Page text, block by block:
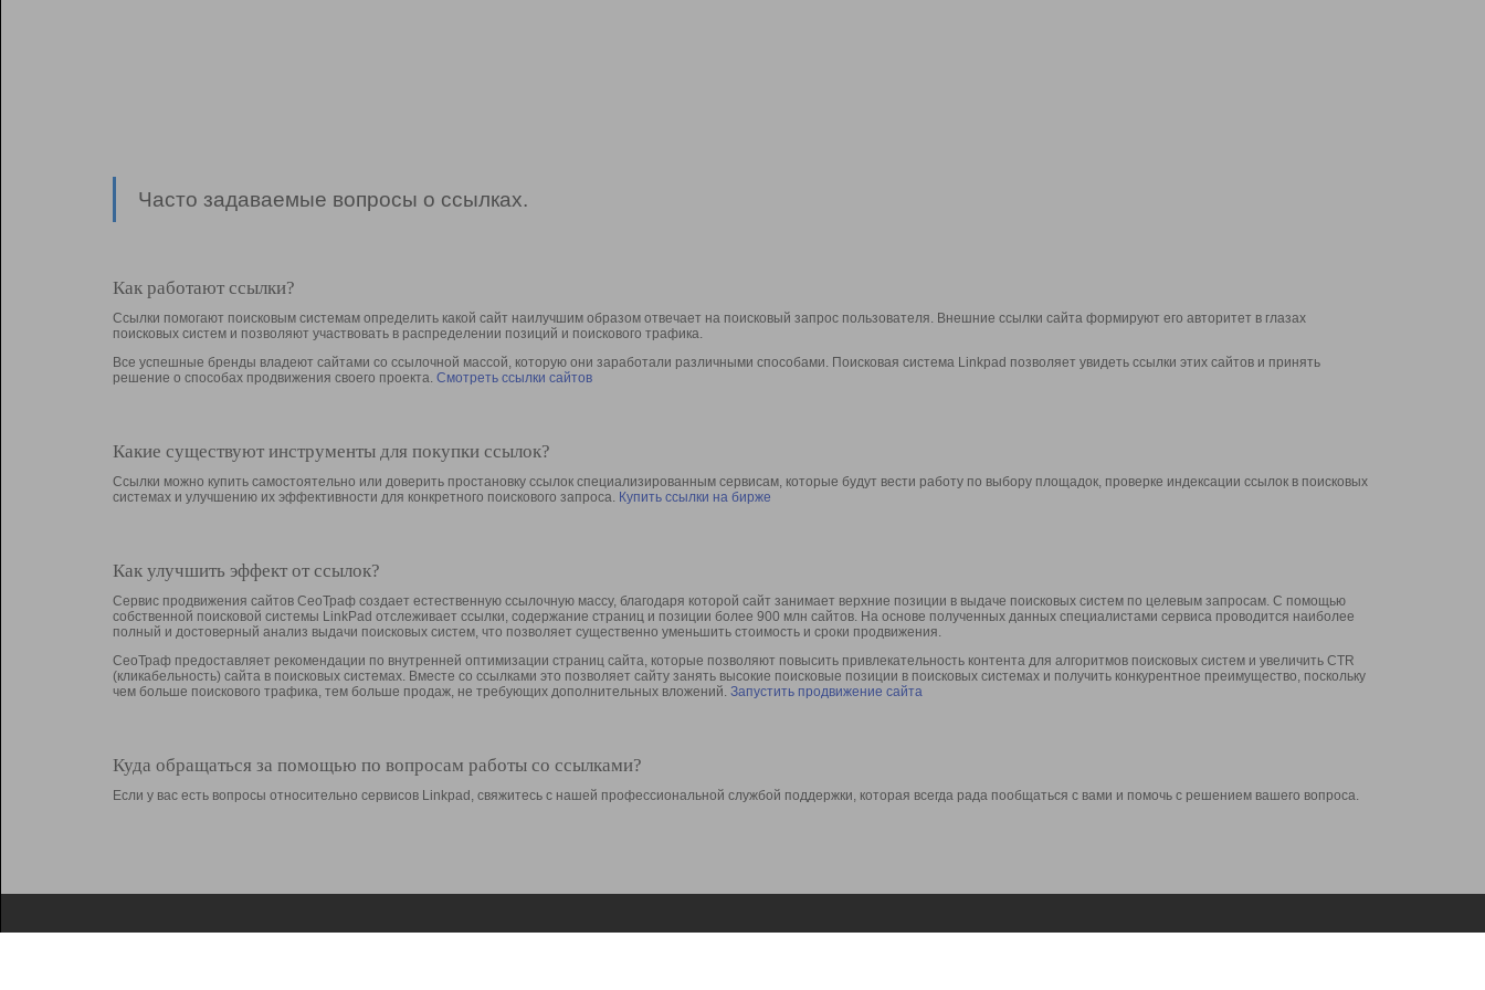
Часто задаваемые вопросы о ссылках.
Как работают ссылки?
Ссылки помогают поисковым системам определить какой сайт наилучшим образом отвечает на поисковый запрос пользователя. Внешние ссылки сайта формируют его авторитет в глазах
поисковых систем и позволяют участвовать в раcпределении позиций и поискового трафика.
Все успешные бренды владеют сайтами со ссылочной массой, которую они заработали различными способами. Поисковая система Linkpad позволяет увидеть ссылки этих сайтов и принять
решение о способах продвижения своего проекта. Смотреть ссылки сайтов
Какие существуют инструменты для покупки ссылок?
Ссылки можно купить самостоятельно или доверить простановку ссылок специализированным сервисам, которые будут вести работу по выбору площадок, проверке индексации ссылок в поисковых
системах и улучшению их эффективности для конкретного поискового запроса. Купить ссылки на бирже
Как улучшить эффект от ссылок?
Сервис продвижения сайтов СеоТраф создает естественную ссылочную массу, благодаря которой сайт занимает верхние позиции в выдаче поисковых систем по целевым запросам. С помощью
собственной поисковой системы LinkPad отслеживает ссылки, содержание страниц и позиции более 900 млн сайтов. На основе полученных данных специалистами сервиса проводится наиболее
полный и достоверный анализ выдачи поисковых систем, что позволяет существенно уменьшить стоимость и сроки продвижения.
СеоТраф предоставляет рекомендации по внутренней оптимизации страниц сайта, которые позволяют повысить привлекательность контента для алгоритмов поисковых систем и увеличить CTR
(кликабельность) сайта в поисковых системах. Вместе со ссылками это позволяет сайту занять высокие поисковые позиции в поисковых системах и получить конкурентное преимущество, поскольку
чем больше поискового трафика, тем больше продаж, не требующих дополнительных вложений. Запустить продвижение сайта
Куда обращаться за помощью по вопросам работы со ссылками?
Если у вас есть вопросы относительно сервисов Linkpad, свяжитесь с нашей профессиональной службой поддержки, которая всегда рада пообщаться с вами и помочь с решением вашего вопроса.